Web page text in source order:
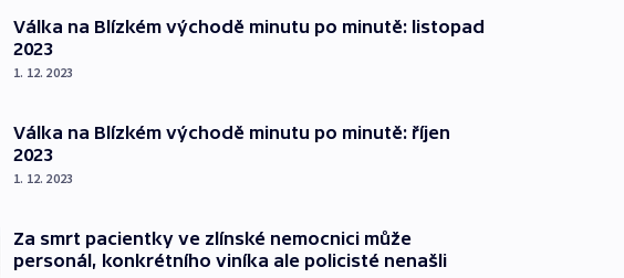
Válka na Blízkém východě minutu po minutě: listopad
2023
1. 12. 2023
Válka na Blízkém východě minutu po minutě: říjen
2023
1. 12. 2023
Za smrt pacientky ve zlínské nemocnici může
personál, konkrétního viníka ale policisté nenašli